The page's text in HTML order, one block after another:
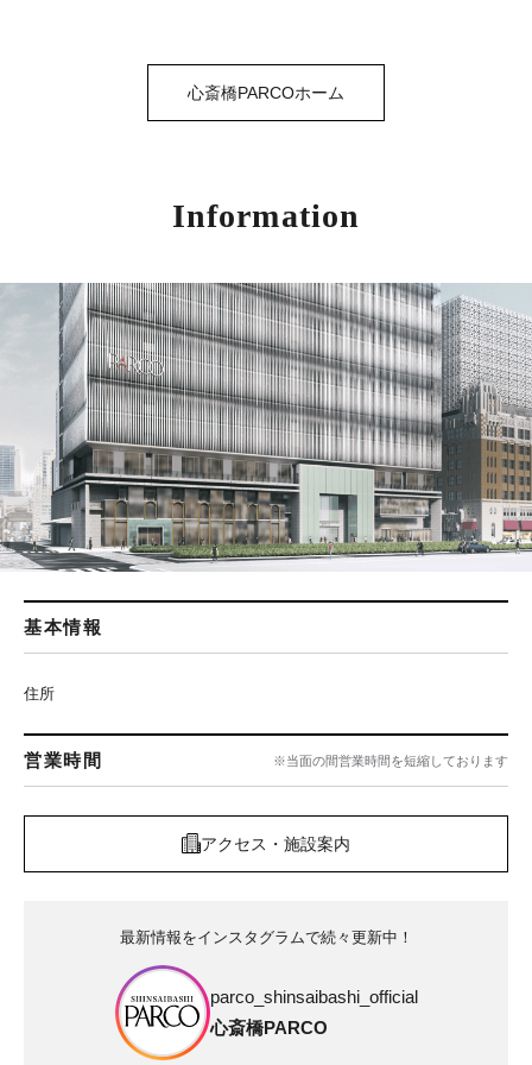
心斎橋PARCOホーム
Information
基本情報
住所
営業時間 ※当面の間営業時間を短縮しております
アクセス・施設案内
最新情報をインスタグラムで続々更新中！
parco_shinsaibashi_official
心斎橋PARCO